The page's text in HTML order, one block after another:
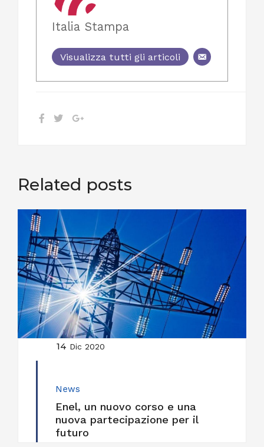
Italia Stampa
Visualizza tutti gli articoli
Related posts
14 Dic 2020
News
Enel, un nuovo corso e una
nuova partecipazione per il
futuro